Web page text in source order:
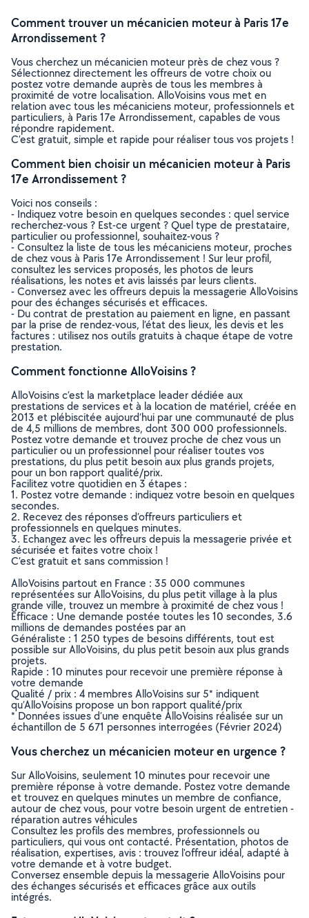
Comment trouver un mécanicien moteur à Paris 17e
Arrondissement ?
Vous cherchez un mécanicien moteur près de chez vous ?
Sélectionnez directement les offreurs de votre choix ou
postez votre demande auprès de tous les membres à
proximité de votre localisation. AlloVoisins vous met en
relation avec tous les mécaniciens moteur, professionnels et
particuliers, à Paris 17e Arrondissement, capables de vous
répondre rapidement.
C’est gratuit, simple et rapide pour réaliser tous vos projets !
Comment bien choisir un mécanicien moteur à Paris
17e Arrondissement ?
Voici nos conseils :
- Indiquez votre besoin en quelques secondes : quel service
recherchez-vous ? Est-ce urgent ? Quel type de prestataire,
particulier ou professionnel, souhaitez-vous ?
- Consultez la liste de tous les mécaniciens moteur, proches
de chez vous à Paris 17e Arrondissement ! Sur leur profil,
consultez les services proposés, les photos de leurs
réalisations, les notes et avis laissés par leurs clients.
- Conversez avec les offreurs depuis la messagerie AlloVoisins
pour des échanges sécurisés et efficaces.
- Du contrat de prestation au paiement en ligne, en passant
par la prise de rendez-vous, l’état des lieux, les devis et les
factures : utilisez nos outils gratuits à chaque étape de votre
prestation.
Comment fonctionne AlloVoisins ?
AlloVoisins c’est la marketplace leader dédiée aux
prestations de services et à la location de matériel, créée en
2013 et plébiscitée aujourd’hui par une communauté de plus
de 4,5 millions de membres, dont 300 000 professionnels.
Postez votre demande et trouvez proche de chez vous un
particulier ou un professionnel pour réaliser toutes vos
prestations, du plus petit besoin aux plus grands projets,
pour un bon rapport qualité/prix.
Facilitez votre quotidien en 3 étapes :
1. Postez votre demande : indiquez votre besoin en quelques
secondes.
2. Recevez des réponses d’offreurs particuliers et
professionnels en quelques minutes.
3. Echangez avec les offreurs depuis la messagerie privée et
sécurisée et faites votre choix !
C’est gratuit et sans commission !
AlloVoisins partout en France : 35 000 communes
représentées sur AlloVoisins, du plus petit village à la plus
grande ville, trouvez un membre à proximité de chez vous !
Efficace : Une demande postée toutes les 10 secondes, 3.6
millions de demandes postées par an
Généraliste : 1 250 types de besoins différents, tout est
possible sur AlloVoisins, du plus petit besoin aux plus grands
projets.
Rapide : 10 minutes pour recevoir une première réponse à
votre demande
Qualité / prix : 4 membres AlloVoisins sur 5* indiquent
qu’AlloVoisins propose un bon rapport qualité/prix
* Données issues d’une enquête AlloVoisins réalisée sur un
échantillon de 5 671 personnes interrogées (Février 2024)
Vous cherchez un mécanicien moteur en urgence ?
Sur AlloVoisins, seulement 10 minutes pour recevoir une
première réponse à votre demande. Postez votre demande
et trouvez en quelques minutes un membre de confiance,
autour de chez vous, pour votre besoin urgent de entretien -
réparation autres véhicules
Consultez les profils des membres, professionnels ou
particuliers, qui vous ont contacté. Présentation, photos de
réalisation, expertises, avis : trouvez l'offreur idéal, adapté à
votre demande et à votre budget.
Conversez ensemble depuis la messagerie AlloVoisins pour
des échanges sécurisés et efficaces grâce aux outils
intégrés.